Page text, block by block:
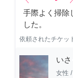
手際よく掃除
した。
依頼されたチケッ
いさ
女性 /